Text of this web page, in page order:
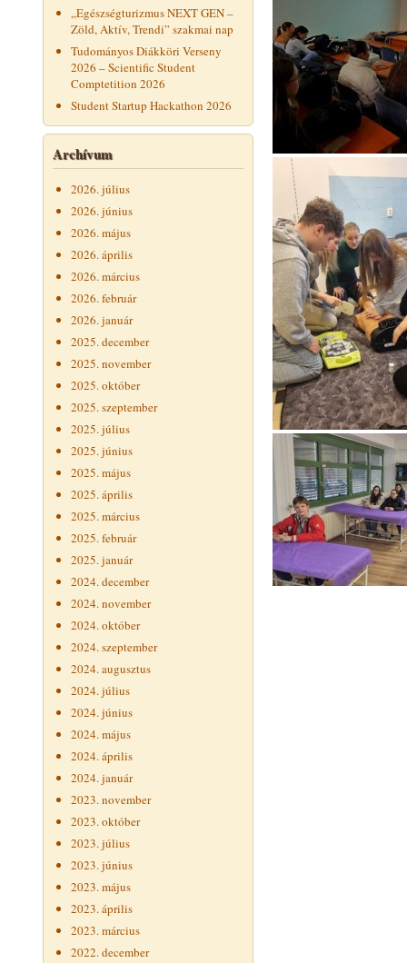
„Egészségturizmus NEXT GEN –
Zöld, Aktív, Trendi” szakmai nap
Tudományos Diákköri Verseny
2026 – Scientific Student
Comptetition 2026
Student Startup Hackathon 2026
Archívum
2026. július
2026. június
2026. május
2026. április
2026. március
2026. február
2026. január
2025. december
2025. november
2025. október
2025. szeptember
2025. július
2025. június
2025. május
2025. április
2025. március
2025. február
2025. január
2024. december
2024. november
2024. október
2024. szeptember
2024. augusztus
2024. július
2024. június
2024. május
2024. április
2024. január
2023. november
2023. október
2023. július
2023. június
2023. május
2023. április
2023. március
2022. december